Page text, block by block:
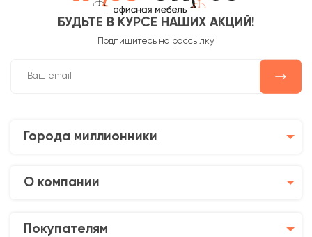
БУДЬТЕ В КУРСЕ НАШИХ АКЦИЙ!
Подпишитесь на рассылку
Города миллионники
О компании
Покупателям